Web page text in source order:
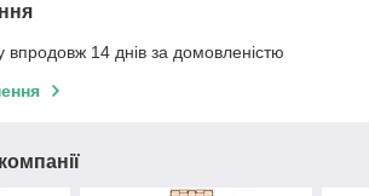
впродовж 14 днів за домовленістю